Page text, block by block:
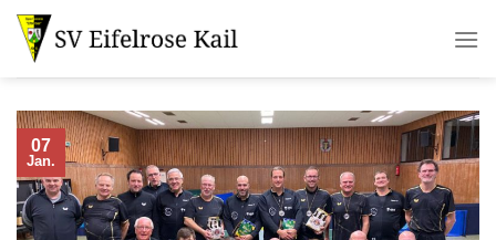
Zum
Inhalt
springen
07
Jan.